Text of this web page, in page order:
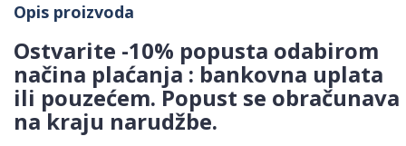
Opis proizvoda
Ostvarite -10% popusta odabirom
načina plaćanja : bankovna uplata
ili pouzećem. Popust se obračunava
na kraju narudžbe.